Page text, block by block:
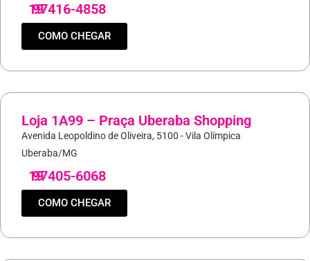
19
97416-4858
COMO CHEGAR
Loja 1A99 – Praça Uberaba Shopping
Avenida Leopoldino de Oliveira, 5100 - Vila Olímpica
Uberaba/MG
19
97405-6068
COMO CHEGAR